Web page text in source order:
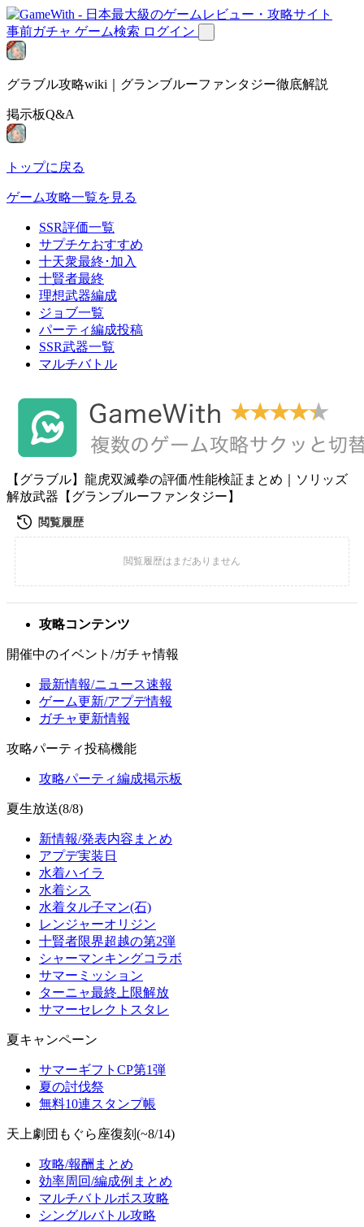
事前ガチャ ゲーム検索 ログイン
グラブル攻略wiki｜グランブルーファンタジー徹底解説
掲示板Q&A
トップに戻る
ゲーム攻略一覧を見る
SSR評価一覧
サプチケおすすめ
十天衆最終･加入
十賢者最終
理想武器編成
ジョブ一覧
パーティ編成投稿
SSR武器一覧
マルチバトル
【グラブル】龍虎双滅拳の評価/性能検証まとめ｜ソリッズ
解放武器【グランブルーファンタジー】
攻略コンテンツ
開催中のイベント/ガチャ情報
最新情報/ニュース速報
ゲーム更新/アプデ情報
ガチャ更新情報
攻略パーティ投稿機能
攻略パーティ編成掲示板
夏生放送(8/8)
新情報/発表内容まとめ
アプデ実装日
水着ハイラ
水着シス
水着タル子マン(石)
レンジャーオリジン
十賢者限界超越の第2弾
シャーマンキングコラボ
サマーミッション
ターニャ最終上限解放
サマーセレクトスタレ
夏キャンペーン
サマーギフトCP第1弾
夏の討伐祭
無料10連スタンプ帳
天上劇団もぐら座復刻(~8/14)
攻略/報酬まとめ
効率周回/編成例まとめ
マルチバトルボス攻略
シングルバトル攻略